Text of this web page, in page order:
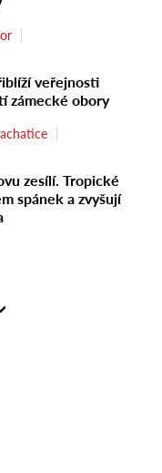
veřejnosti
zámecké obory
zesílí. Tropické
spánek a zvyšují